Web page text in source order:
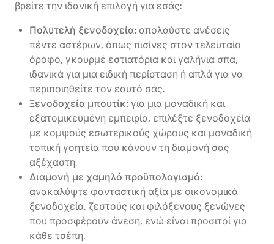
βρείτε την ιδανική επιλογή για εσάς:
Πολυτελή ξενοδοχεία: απολαύστε ανέσεις
πέντε αστέρων, όπως πισίνες στον τελευταίο
όροφο, γκουρμέ εστιατόρια και γαλήνια σπα,
ιδανικά για μια ειδική περίσταση ή απλά για να
περιποιηθείτε τον εαυτό σας.
Ξενοδοχεία μπουτίκ: για μια μοναδική και
εξατομικευμένη εμπειρία, επιλέξτε ξενοδοχεία
με κομψούς εσωτερικούς χώρους και μοναδική
τοπική γοητεία που κάνουν τη διαμονή σας
αξέχαστη.
Διαμονή με χαμηλό προϋπολογισμό:
ανακαλύψτε φανταστική αξία με οικονομικά
ξενοδοχεία, ζεστούς και φιλόξενους ξενώνες
που προσφέρουν άνεση, ενώ είναι προσιτοί για
κάθε τσέπη.